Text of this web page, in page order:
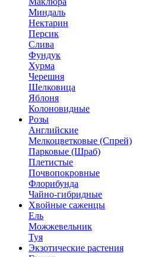
Миндаль
Нектарин
Персик
Слива
Фундук
Хурма
Черешня
Шелковица
Яблоня
Колоновидные
Розы
Английские
Мелкоцветковые (Спрей)
Парковые (Шраб)
Плетистые
Почвопокровные
Флорибунда
Чайно-гибридные
Хвойные саженцы
Ель
Можжевельник
Туя
Экзотические растения